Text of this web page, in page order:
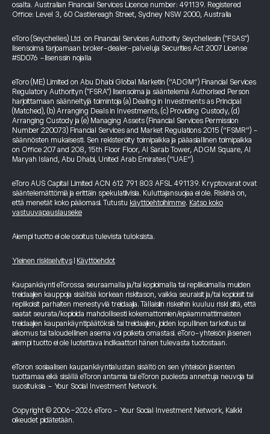
osalta. Australian Financial Services Licence number: 491139. Registered
Office: Level 3, 60 Castlereagh Street, Sydney NSW 2000, Australia
eToro (Seychelles) Ltd. on Financial Services Authority Seychellesin ("FSAS")
lisensoima tarjoamaan broker-dealer-palveluja Securities Act 2007 License
#SD076 -lisenssin nojalla
eToro (ME) Limited on Abu Dhabi Global Marketin (“ADGM”) Financial Services
Regulatory Authorityn ("FSRA") lisensoima ja sääntelemä Authorised Person
harjoittamaan säänneltyjä toimintoja (a) Dealing in Investments as Principal
(Matched), (b) Arranging Deals in Investments, (c) Providing Custody, (d)
Arranging Custody ja (e) Managing Assets (Financial Services Permission
Number 220073) Financial Services and Market Regulations 2015 (“FSMR”) -
säännösten mukaisesti. Sen rekisteröity toimipaikka ja pääasiallinen toimipaikka
on Office 207 and 208, 15th Floor Floor, Al Sarab Tower, ADGM Square, Al
Maryah Island, Abu Dhabi, United Arab Emirates (“UAE”).
eToro AUS Capital Limited ACN 612 791 803 AFSL 491139. Kryptovarat ovat
sääntelemättömiä ja erittäin spekulatiivisia. Kuluttajansuojaa ei ole. Riskinä on,
että menetät koko pääomasi. Tutustu käyttöehtoihimme. Katso koko
vastuuvapauslauseke
Aiempi tuotto ei ole osoitus tulevista tuloksista.
Yleinen riskiselvitys Käyttöehdot
Kaupankäynti eTorossa seuraamalla ja/tai kopioimalla tai replikoimalla muiden
treidaajien kauppoja sisältää korkean riskitason, vaikka seuraisit ja/tai kopioisit tai
replikoisit parhaiten menestyviä treidaajia. Tällaisiin riskeihin kuuluu riski siitä, että
saatat seurata/kopioida mahdollisesti kokemattomien/epäammattimaisten
treidaajien kaupankäyntipäätöksiä tai treidaajien, joiden lopullinen tarkoitus tai
aikomus tai taloudellinen asema voi poiketa omastasi. eToro-yhteisön jäsenen
aiempi tuotto ei ole luotettava indikaattori hänen tulevasta tuotostaan.
eToron sosiaalisen kaupankäyntialustan sisältö on sen yhteisön jäsenten
tuottamaa eikä sisällä eToron antamia tai eToron puolesta annettuja neuvoja tai
suosituksia - Your Social Investment Network.
Copyright © 2006-2026 eToro - Your Social Investment Network, Kaikki
oikeudet pidätetään.